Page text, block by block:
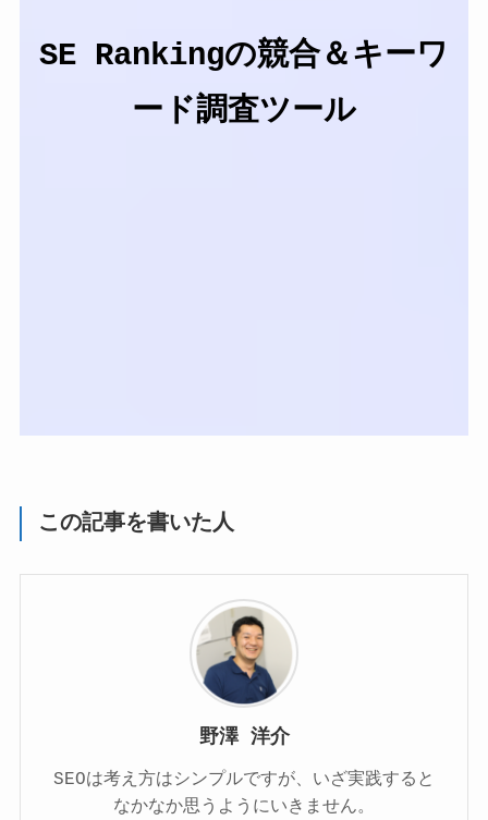
SE Rankingの競合＆キーワ
ード調査ツール
この記事を書いた人
野澤 洋介
SEOは考え方はシンプルですが、いざ実践すると
なかなか思うようにいきません。